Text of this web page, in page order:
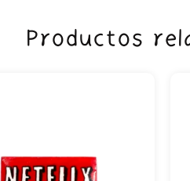
Productos